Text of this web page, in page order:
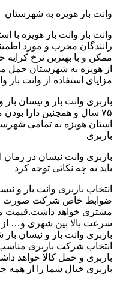
وانت بار هویزه به شهرستان
وانت بار وانت بار هویزه با
رانندگان مجرب و مورد
ممکن و با بهترین نرخ کرایه
از هویزه به شهرستان حمل
مزایای استفاده از وانت بار
باربری وانت بار و نیسان بار
۷۵ سال و همچنین دارا
استان هویزه به تمامی
باربری
باربری وانت نیسان در زمان
باید به چه نکاتی توجه کرد
انتخاب باربری وانت بار و
ضوابط خاص شرکت صورت
مشتری خواهد داشت.قیمت
سرعت بالا بین شهری و…
باربری وانت بار و نیسان
انتخاب شرکت باربری
باربری و حمل کالا خواهد
باربری خیال شما را از